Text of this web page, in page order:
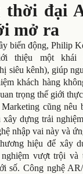
thời đại
mở ra
biến động, Philip
thiệu một khái
siêu kênh), giúp
khách hàng
trọng thế giới
cũng nêu
dựng trải
nhập vai này và
hiệu để xây
vượt trội
số. Công nghệ